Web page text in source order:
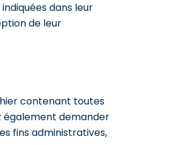
dans leur
de leur
contenant toutes
également demander
fins administratives,